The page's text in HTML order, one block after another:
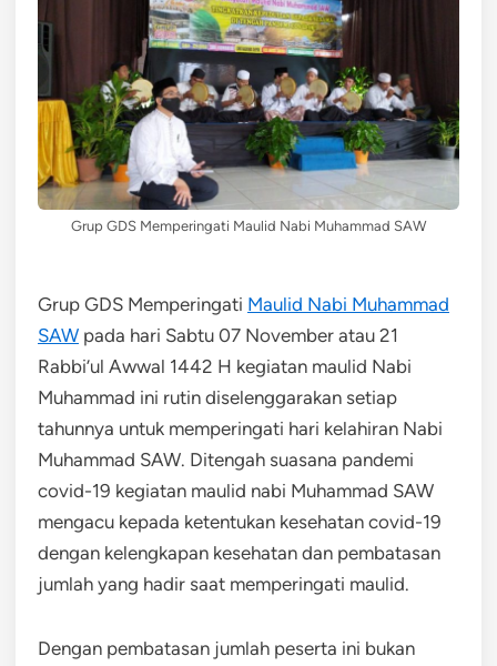
Grup GDS Memperingati Maulid Nabi Muhammad SAW
Grup GDS Memperingati Maulid Nabi Muhammad
SAW pada hari Sabtu 07 November atau 21
Rabbi’ul Awwal 1442 H kegiatan maulid Nabi
Muhammad ini rutin diselenggarakan setiap
tahunnya untuk memperingati hari kelahiran Nabi
Muhammad SAW. Ditengah suasana pandemi
covid-19 kegiatan maulid nabi Muhammad SAW
mengacu kepada ketentukan kesehatan covid-19
dengan kelengkapan kesehatan dan pembatasan
jumlah yang hadir saat memperingati maulid.
Dengan pembatasan jumlah peserta ini bukan